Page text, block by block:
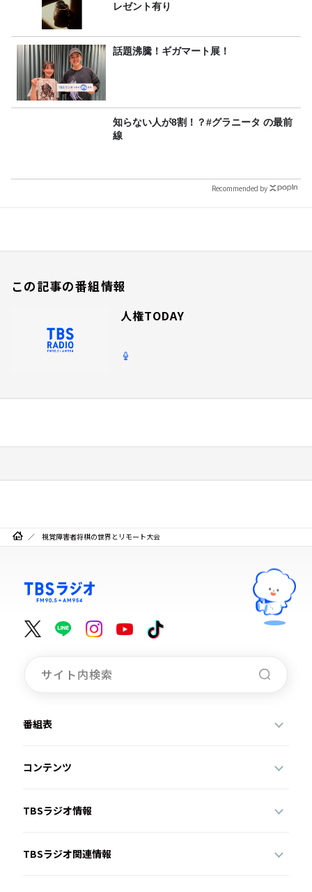
レゼント有り
話題沸騰！ギガマート展！
知らない人が8割！？#グラニータ の最前
線
Recommended by
この記事の番組情報
人権TODAY
視覚障害者将棋の世界とリモート大会
番組表
コンテンツ
TBSラジオ情報
TBSラジオ関連情報